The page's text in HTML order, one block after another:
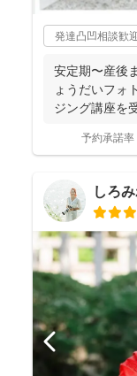
発達凸凹相談歓
安定期〜産後
ょうだいフォ
ジング講座を
予約承諾率
しろ